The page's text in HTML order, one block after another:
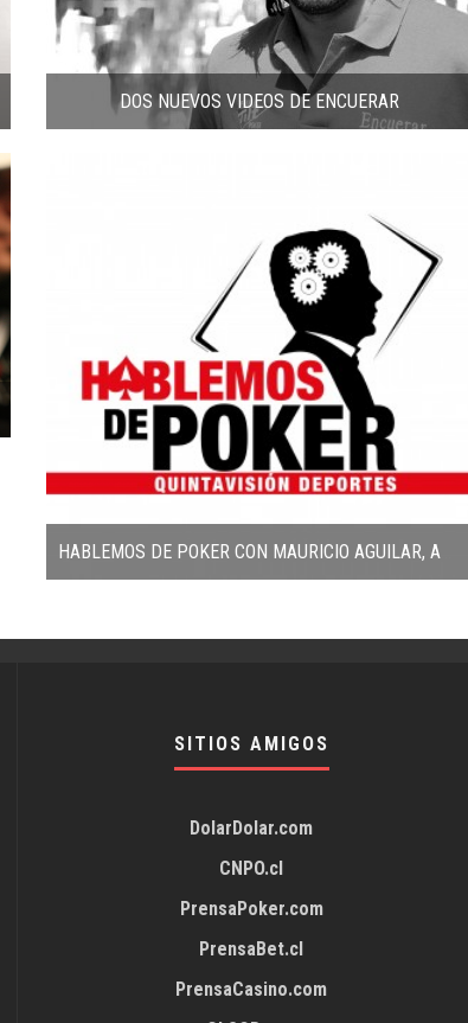
DOS NUEVOS VIDEOS DE ENCUERAR
SITIOS AMIGOS
DolarDolar.com
CNPO.cl
PrensaPoker.com
PrensaBet.cl
PrensaCasino.com